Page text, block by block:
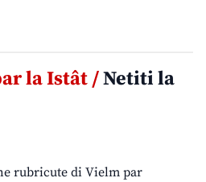
la Istât /Netiti la
rubricute di Vielm par